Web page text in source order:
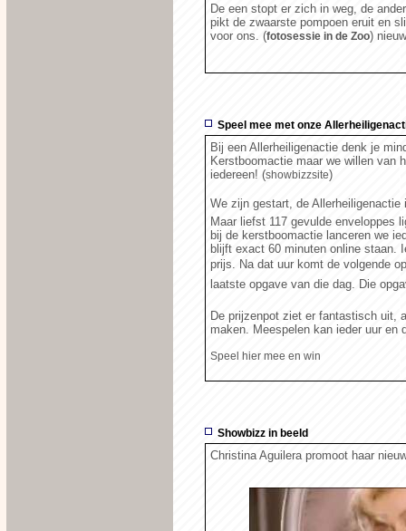
De een stopt er zich in weg, de
pikt de zwaarste pompoen eruit en
voor ons. (fotosessie in de Zoo)
Speel mee met onze
Bij een Allerheiligenactie denk je
Kerstboomactie maar we willen van
iedereen! (showbizzsite)
We zijn gestart, de Allerheiligenactie
Maar liefst 117 gevulde enveloppes
bij de kerstboomactie lanceren we
blijft exact 60 minuten online staan.
prijs. Na dat uur komt de volgende
laatste opgave van die dag. Die
De prijzenpot ziet er fantastisch uit,
maken. Meespelen kan ieder uur
Speel hier mee en win
Showbizz in beeld
Christina Aguilera promoot haar